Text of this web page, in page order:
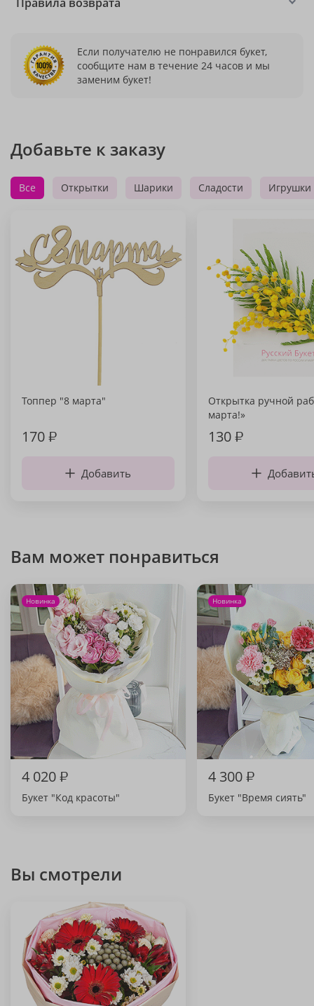
Если получателю не понравился букет,
сообщите нам в течение 24 часов и мы
заменим букет!
Добавьте к заказу
Все Открытки Шарики Сладости Игрушки
Топпер "8 марта"
170₽
Добавить
Открытка ручной
марта!»
130₽
Вам может понравиться
Новинка
4 020₽
Букет "Код красоты"
Новинка
4 300₽
Букет "Время сиять"
Вы смотрели